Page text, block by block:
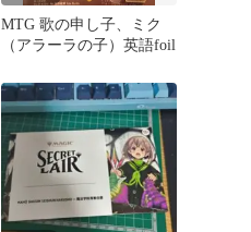
MTG 歌の申し子、ミク
（アラーラの子）英語foil